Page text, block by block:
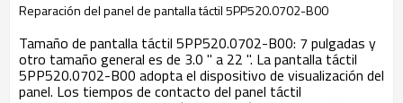
Reparación del panel de pantalla táctil 5PP520.0702-B00
Tamaño de pantalla táctil 5PP520.0702-B00: 7 pulgadas y
otro tamaño general es de 3.0 '' a 22 ''. La pantalla táctil
5PP520.0702-B00 adopta el dispositivo de visualización del
panel. Los tiempos de contacto del panel táctil